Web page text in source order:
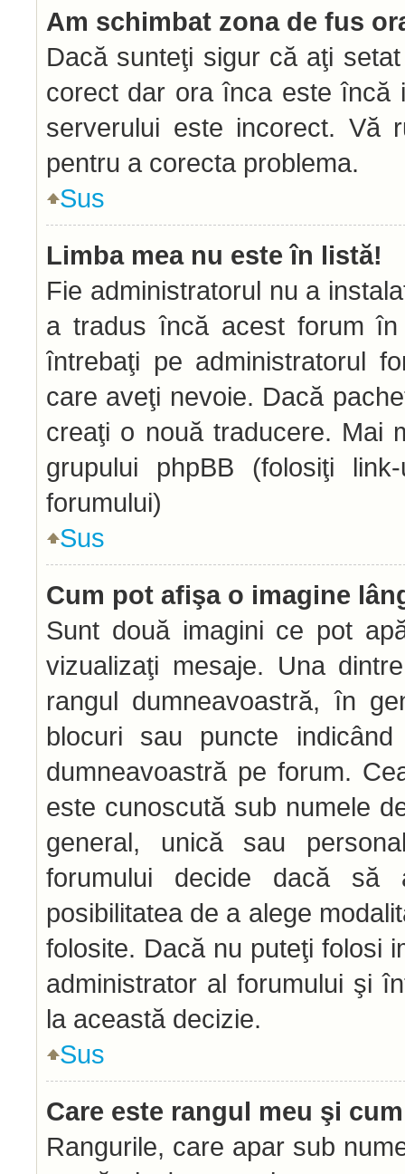
Am schimbat zona de fus
Dacă sunteţi sigur că aţi
corect dar ora înca este încă
serverului este incorect. Vă
pentru a corecta problema.
Sus
Limba mea nu este în listă!
Fie administratorul nu a
a tradus încă acest forum în
întrebaţi pe administratorul
care aveţi nevoie. Dacă
creaţi o nouă traducere. Mai
grupului phpBB (folosiţi
forumului)
Sus
Cum pot afişa o imagine
Sunt două imagini ce pot
vizualizaţi mesaje. Una
rangul dumneavoastră, în
blocuri sau puncte
dumneavoastră pe forum.
este cunoscută sub numele
general, unică sau
forumului decide dacă să
posibilitatea de a alege
folosite. Dacă nu puteţi folosi
administrator al forumului şi
la această decizie.
Sus
Care este rangul meu şi
Rangurile, care apar sub